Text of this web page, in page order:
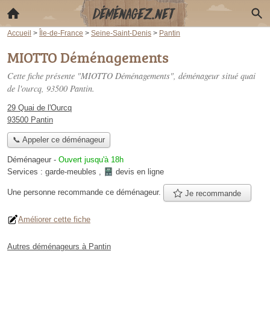
Accueil > Île-de-France > Seine-Saint-Denis > Pantin
MIOTTO Déménagements
Cette fiche présente "MIOTTO Déménagements", déménageur situé quai
de l'ourcq, 93500 Pantin.
29 Quai de l'Ourcq
93500 Pantin
📞 Appeler ce déménageur
Déménageur - Ouvert jusqu'à 18h
Services : garde-meubles , devis en ligne
Une personne recommande ce déménageur. Je recommande
Améliorer cette fiche
Autres déménageurs à Pantin